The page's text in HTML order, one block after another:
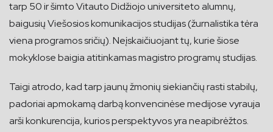
tarp 50 ir šimto Vitauto Didžiojo universiteto alumnų,
baigusių Viešosios komunikacijos studijas (žurnalistika tėra
viena programos sričių). Neįskaičiuojant tų, kurie šiose
mokyklose baigia atitinkamas magistro programų studijas.
Taigi atrodo, kad tarp jaunų žmonių siekiančių rasti stabilų,
padoriai apmokamą darbą konvencinėse medijose vyrauja
arši konkurencija, kurios perspektyvos yra neapibrėžtos.